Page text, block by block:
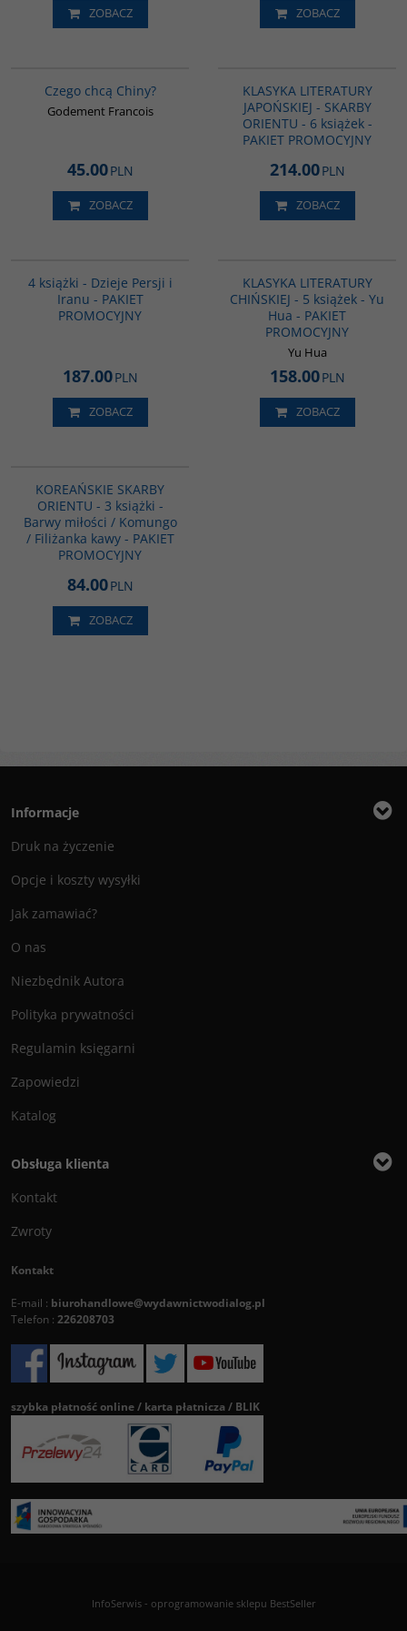
ZOBACZ ZOBACZ
Czego chcą Chiny?
Godement Francois
45.00PLN
ZOBACZ
KLASYKA LITERATURY
JAPOŃSKIEJ - SKARBY
ORIENTU - 6 książek -
PAKIET PROMOCYJNY
214.00PLN
ZOBACZ
4 książki - Dzieje Persji i
Iranu - PAKIET
PROMOCYJNY
187.00PLN
ZOBACZ
KLASYKA LITERATURY
CHIŃSKIEJ - 5 książek - Yu
Hua - PAKIET
PROMOCYJNY
Yu Hua
158.00PLN
ZOBACZ
KOREAŃSKIE SKARBY
ORIENTU - 3 książki -
Barwy miłości / Komungo
/ Filiżanka kawy - PAKIET
PROMOCYJNY
84.00PLN
ZOBACZ
Informacje
Druk na życzenie
Opcje i koszty wysyłki
Jak zamawiać?
O nas
Niezbędnik Autora
Polityka prywatności
Regulamin księgarni
Zapowiedzi
Katalog
Obsługa klienta
Kontakt
Zwroty
Kontakt
E-mail : biurohandlowe@wydawnictwodialog.pl
Telefon : 226208703
szybka płatność online / karta płatnicza / BLIK
InfoSerwis- oprogramowanie sklepu BestSeller